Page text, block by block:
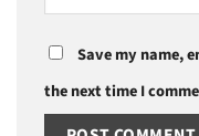
Save my name,
the next time I